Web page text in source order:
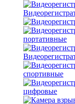
портативные
спортивные
цифровые